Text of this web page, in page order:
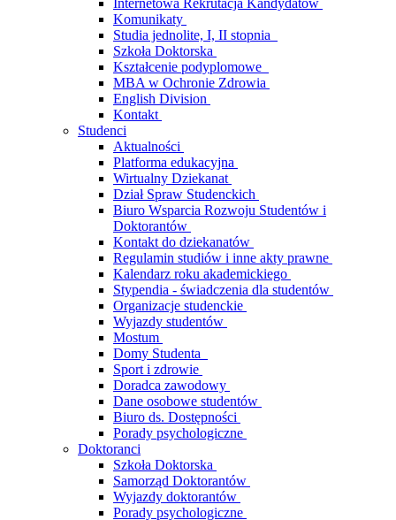
Internetowa Rekrutacja Kandydatów
Komunikaty
Studia jednolite, I, II stopnia
Szkoła Doktorska
Kształcenie podyplomowe
MBA w Ochronie Zdrowia
English Division
Kontakt
Studenci
Aktualności
Platforma edukacyjna
Wirtualny Dziekanat
Dział Spraw Studenckich
Biuro Wsparcia Rozwoju Studentów i
Doktorantów
Kontakt do dziekanatów
Regulamin studiów i inne akty prawne
Kalendarz roku akademickiego
Stypendia - świadczenia dla studentów
Organizacje studenckie
Wyjazdy studentów
Mostum
Domy Studenta
Sport i zdrowie
Doradca zawodowy
Dane osobowe studentów
Biuro ds. Dostępności
Porady psychologiczne
Doktoranci
Szkoła Doktorska
Samorząd Doktorantów
Wyjazdy doktorantów
Porady psychologiczne